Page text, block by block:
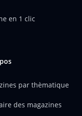
en 1 clic
par thèmatique
des magazines